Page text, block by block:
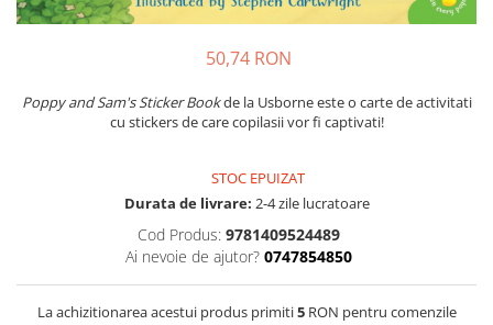
50,74 RON
Poppy and Sam's Sticker Bookde la Usborne este o carte de activitati
cu stickers de care copilasii vor fi captivati!
STOC EPUIZAT
Durata de livrare: 2-4 zile lucratoare
Cod Produs: 9781409524489
Ai nevoie de ajutor? 0747854850
La achizitionarea acestui produs primiti5RON pentru comenzile